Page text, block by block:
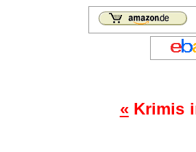
«Krimis